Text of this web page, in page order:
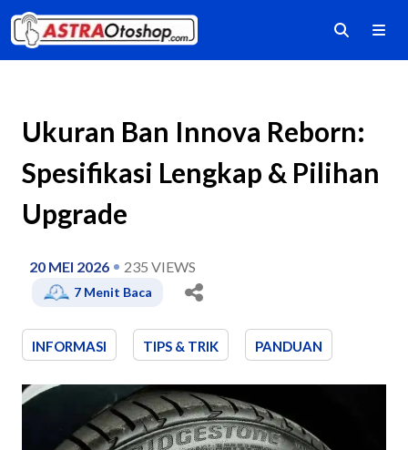
Ukuran Ban Innova Reborn:
Spesifikasi Lengkap & Pilihan
Upgrade
20 MEI 2026 235 VIEWS
7 Menit Baca
INFORMASI TIPS & TRIK PANDUAN